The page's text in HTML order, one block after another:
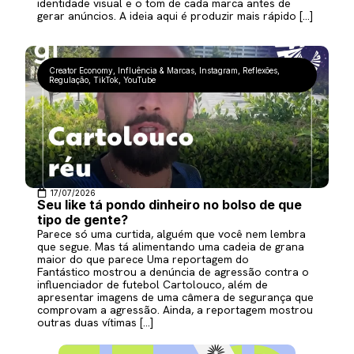
identidade visual e o tom de cada marca antes de
gerar anúncios. A ideia aqui é produzir mais rápido […]
Creator Economy Influência & Marcas Instagram Reflexões
Regulação ,TikTok ,YouTube
17/07/2026
Seu like tá pondo dinheiro no bolso de que
tipo de gente?
Parece só uma curtida, alguém que você nem lembra
que segue. Mas tá alimentando uma cadeia de grana
maior do que parece Uma reportagem do
Fantástico mostrou a denúncia de agressão contra o
influenciador de futebol Cartolouco, além de
apresentar imagens de uma câmera de segurança que
comprovam a agressão. Ainda, a reportagem mostrou
outras duas vítimas […]